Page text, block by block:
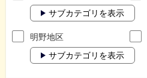
サブカテゴリを表示
明野地区
サブカテゴリを表示